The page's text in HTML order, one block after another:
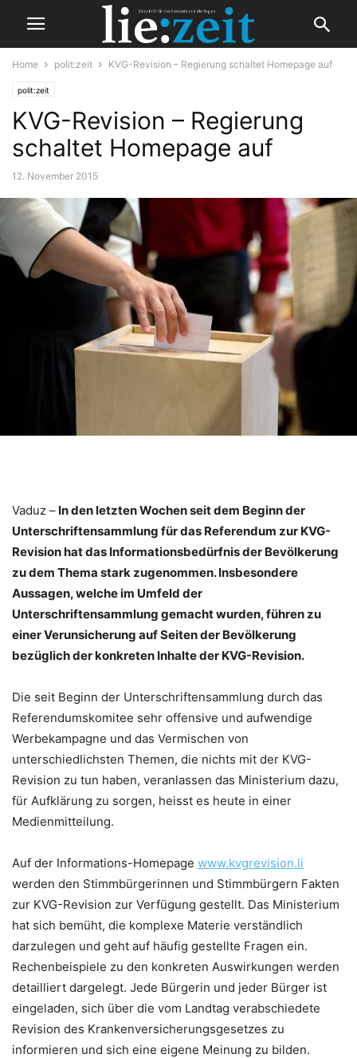
Home polit:zeit KVG-Revision – Regierung schaltet Homepage auf
polit:zeit
KVG-Revision – Regierung
schaltet Homepage auf
12. November 2015
Vaduz – In den letzten Wochen seit dem Beginn der
Unterschriftensammlung für das Referendum zur KVG-
Revision hat das Informationsbedürfnis der Bevölkerung
zu dem Thema stark zugenommen.Insbesondere
Aussagen, welche im Umfeld der
Unterschriftensammlung gemacht wurden, führen zu
einer Verunsicherung auf Seiten der Bevölkerung
bezüglich der konkreten Inhalte der KVG-Revision.
Die seit Beginn der Unterschriftensammlung durch das
Referendumskomitee sehr offensive und aufwendige
Werbekampagne und das Vermischen von
unterschiedlichsten Themen, die nichts mit der KVG-
Revision zu tun haben, veranlassen das Ministerium dazu,
für Aufklärung zu sorgen, heisst es heute in einer
Medienmitteilung.
Auf der Informations-Homepage www.kvgrevision.li
werden den Stimmbürgerinnen und Stimmbürgern Fakten
zur KVG-Revision zur Verfügung gestellt. Das Ministerium
hat sich bemüht, die komplexe Materie verständlich
darzulegen und geht auf häufig gestellte Fragen ein.
Rechenbeispiele zu den konkreten Auswirkungen werden
detailliert dargelegt. Jede Bürgerin und jeder Bürger ist
eingeladen, sich über die vom Landtag verabschiedete
Revision des Krankenversicherungsgesetzes zu
informieren und sich eine eigene Meinung zu bilden.